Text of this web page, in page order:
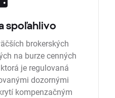
spoľahlivo
brokerských
na burze cenných
je regulovaná
dozornými
kompenzačným